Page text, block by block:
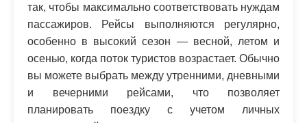
так, чтобы максимально соответствовать нуждам
пассажиров. Рейсы выполняются регулярно,
особенно в высокий сезон — весной, летом и
осенью, когда поток туристов возрастает. Обычно
вы можете выбрать между утренними, дневными
и вечерними рейсами, что позволяет
планировать поездку с учетом личных